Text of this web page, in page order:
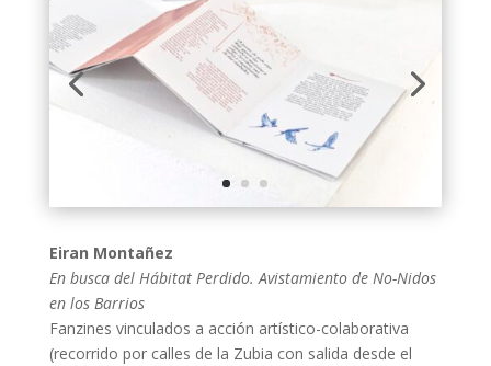
Eiran Montañez
En busca del Hábitat Perdido. Avistamiento de No-Nidos
en los Barrios
Fanzines vinculados a acción artístico-colaborativa
(recorrido por calles de la Zubia con salida desde el